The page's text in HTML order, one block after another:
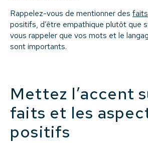
Rappelez-vous de mentionner des faits
positifs, d’être empathique plutôt que
vous rappeler que vos mots et le
sont importants.
Mettez l’accent
faits et les
positifs